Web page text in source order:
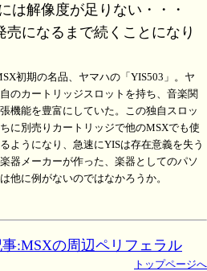
は解像度が足りない・・・
売になるまで続くことになり
初期の名品、ヤマハの「YIS503」。ヤ
のカートリッジスロットを持ち、音楽関
機能を豊富にしていた。この独自スロッ
ちに別売りカートリッジで他のMSXでも使
ようになり、急速にYISは存在意義を失う
器メーカーが作った、楽器としてのパソ
他に例がないのではなかろうか。
:MSXの周辺ペリフェラル
トップページへ